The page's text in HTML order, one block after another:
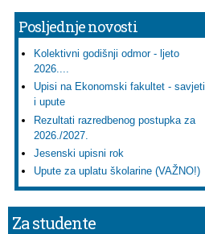
Posljednje novosti
Kolektivni godišnji odmor - ljeto
2026....
Upisi na Ekonomski fakultet - savjeti
i upute
Rezultati razredbenog postupka za
2026./2027.
Jesenski upisni rok
Upute za uplatu školarine (VAŽNO!)
Za studente